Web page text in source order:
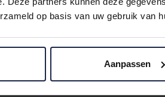
op basis van uw gebruik van
Aanpassen
Meerwerf